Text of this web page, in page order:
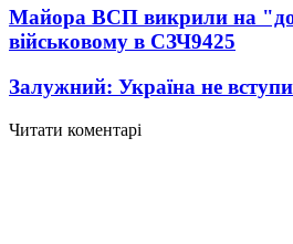
Майора ВСП викрили на
військовому в СЗЧ9425
Залужний: Україна не
Читати коментарі